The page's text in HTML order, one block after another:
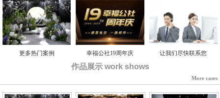
更多热门案例 幸福公社19周年庆 让我们尽快联系您
作品展示 work shows
More cases